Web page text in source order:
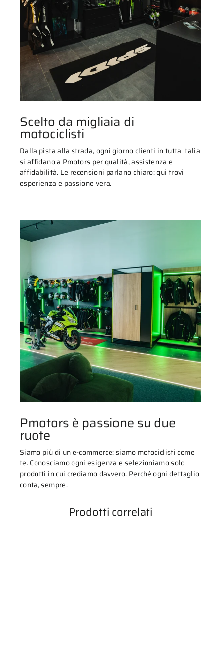
Scelto da migliaia di
motociclisti
Dalla pista alla strada, ogni giorno clienti in tutta Italia
si affidano a Pmotors per qualità, assistenza e
affidabilità. Le recensioni parlano chiaro: qui trovi
esperienza e passione vera.
Pmotors è passione su due
ruote
Siamo più di un e-commerce: siamo motociclisti come
te. Conosciamo ogni esigenza e selezioniamo solo
prodotti in cui crediamo davvero. Perché ogni dettaglio
conta, sempre.
Prodotti correlati